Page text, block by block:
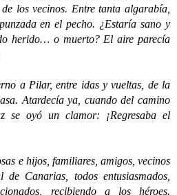
los vecinos. Entre tanta algarabía,
en el pecho. ¿Estaría sano y
herido… o muerto? El aire parecía
Pilar, entre idas y vueltas, de la
Atardecía ya, cuando del camino
se oyó un clamor: ¡Regresaba el
e hijos, familiares, amigos, vecinos
Canarias, todos entusiasmados,
recibiendo a los héroes.